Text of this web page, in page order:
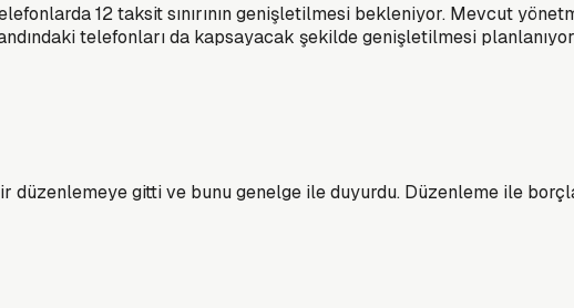
12 taksit sınırının genişletilmesi bekleniyor. Mevcut
telefonları da kapsayacak şekilde genişletilmesi planlanıyor
gitti ve bunu genelge ile duyurdu. Düzenleme ile